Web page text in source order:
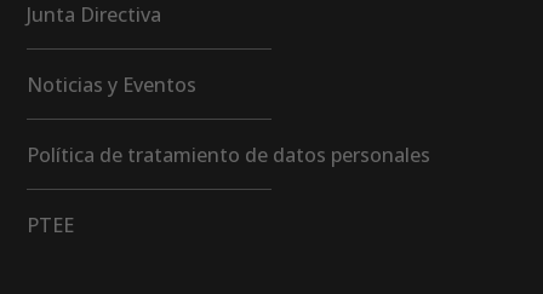
Junta Directiva
Noticias y Eventos
Política de tratamiento de datos personales
PTEE